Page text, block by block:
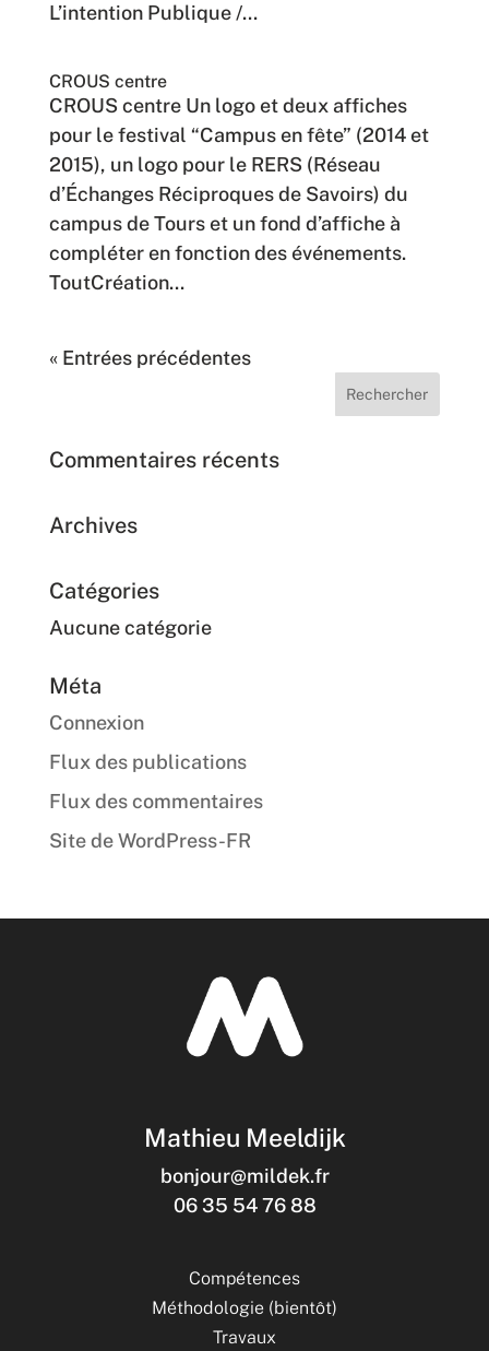
L’intention Publique /...
CROUS centre
CROUS centre Un logo et deux affiches
pour le festival “Campus en fête” (2014 et
2015), un logo pour le RERS (Réseau
d’Échanges Réciproques de Savoirs) du
campus de Tours et un fond d’affiche à
compléter en fonction des événements.
ToutCréation...
« Entrées précédentes
Commentaires récents
Archives
Catégories
Aucune catégorie
Méta
Connexion
Flux des publications
Flux des commentaires
Site de WordPress-FR
Mathieu Meeldijk
bonjour@mildek.fr
06 35 54 76 88
Compétences
Méthodologie (bientôt)
Travaux